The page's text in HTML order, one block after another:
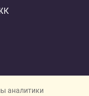
аналитики